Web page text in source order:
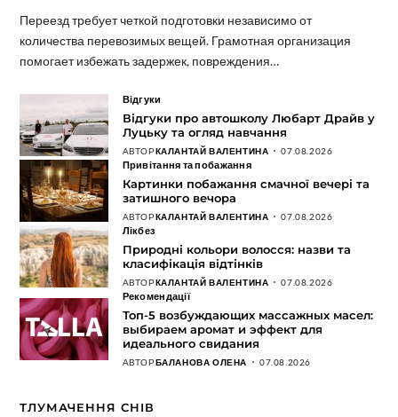
Переезд требует четкой подготовки независимо от
количества перевозимых вещей. Грамотная организация
помогает избежать задержек, повреждения…
Відгуки
Відгуки про автошколу Любарт Драйв у
Луцьку та огляд навчання
АВТОРКАЛАНТАЙ ВАЛЕНТИНА 07.08.2026
Привітання та побажання
Картинки побажання смачної вечері та
затишного вечора
АВТОРКАЛАНТАЙ ВАЛЕНТИНА 07.08.2026
Лікбез
Природні кольори волосся: назви та
класифікація відтінків
АВТОРКАЛАНТАЙ ВАЛЕНТИНА 07.08.2026
Рекомендації
Топ-5 возбуждающих массажных масел:
выбираем аромат и эффект для
идеального свидания
АВТОРБАЛАНОВА ОЛЕНА 07.08.2026
ТЛУМАЧЕННЯ СНІВ